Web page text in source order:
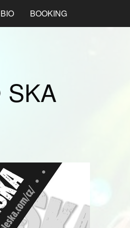
BIO BOOKING
SKA